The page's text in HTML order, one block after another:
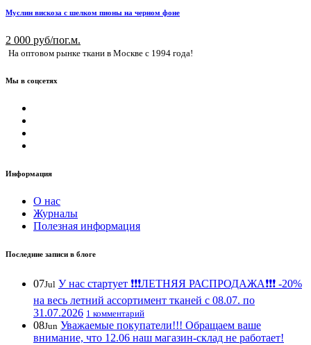
Муслин вискоза с шелком пионы на черном фоне
2 000 руб/пог.м.
На оптовом рынке ткани в Москве с 1994 года!
Мы в соцсетях
Информация
О нас
Журналы
Полезная информация
Последние записи в блоге
07Jul У нас стартует ❗️❗️❗️ЛЕТНЯЯ РАСПРОДАЖА❗️❗️❗️ -20%
на весь летний ассортимент тканей с 08.07. по
31.07.2026 1 комментарий
08Jun Уважаемые покупатели!!! Обращаем ваше
внимание, что 12.06 наш магазин-склад не работает!